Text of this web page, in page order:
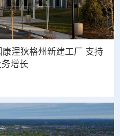
涅狄格州新建工厂 支持
增长